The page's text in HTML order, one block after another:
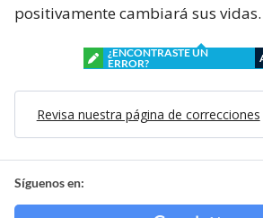
positivamente cambiará sus vidas.
¿ENCONTRASTE UN
ERROR?
Revisa nuestra página de correcciones
Síguenos en: